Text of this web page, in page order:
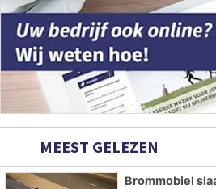
MEEST GELEZEN
Brommobiel